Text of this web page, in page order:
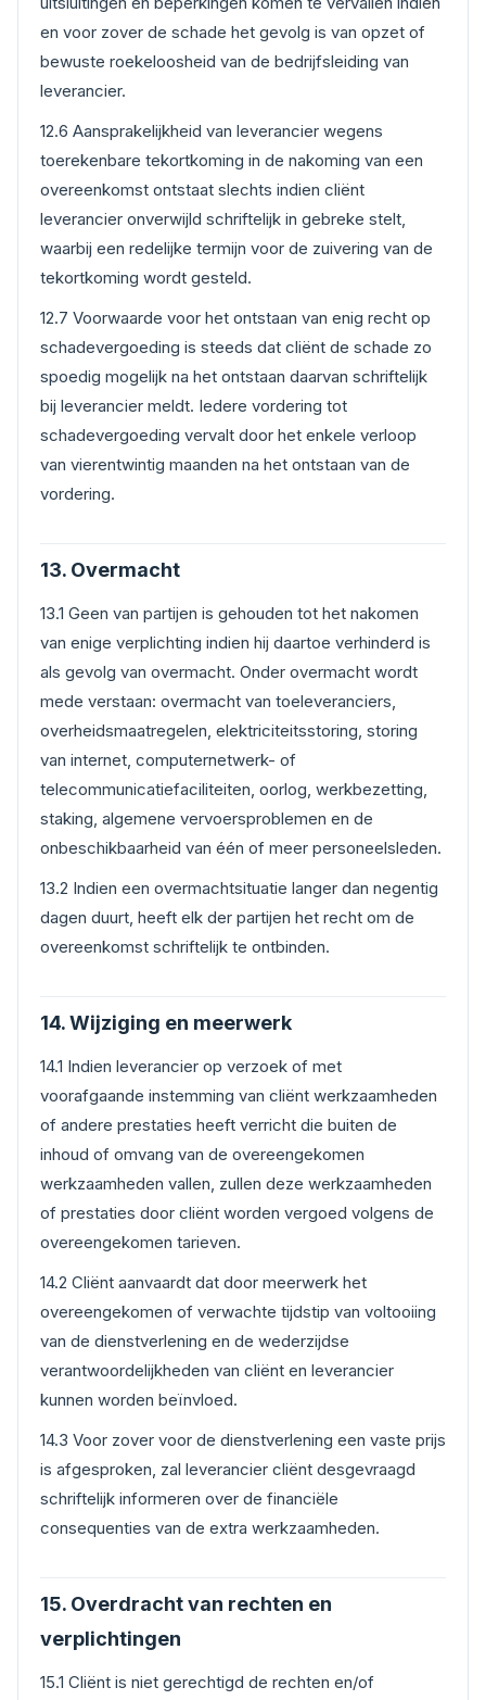
en voor zover de schade het gevolg is van opzet of
bewuste roekeloosheid van de bedrijfsleiding van
leverancier.
12.6 Aansprakelijkheid van leverancier wegens
toerekenbare tekortkoming in de nakoming van een
overeenkomst ontstaat slechts indien cliënt
leverancier onverwijld schriftelijk in gebreke stelt,
waarbij een redelijke termijn voor de zuivering van de
tekortkoming wordt gesteld.
12.7 Voorwaarde voor het ontstaan van enig recht op
schadevergoeding is steeds dat cliënt de schade zo
spoedig mogelijk na het ontstaan daarvan schriftelijk
bij leverancier meldt. Iedere vordering tot
schadevergoeding vervalt door het enkele verloop
van vierentwintig maanden na het ontstaan van de
vordering.
13. Overmacht
13.1 Geen van partijen is gehouden tot het nakomen
van enige verplichting indien hij daartoe verhinderd is
als gevolg van overmacht. Onder overmacht wordt
mede verstaan: overmacht van toeleveranciers,
overheidsmaatregelen, elektriciteitsstoring, storing
van internet, computernetwerk- of
telecommunicatiefaciliteiten, oorlog, werkbezetting,
staking, algemene vervoersproblemen en de
onbeschikbaarheid van één of meer personeelsleden.
13.2 Indien een overmachtsituatie langer dan negentig
dagen duurt, heeft elk der partijen het recht om de
overeenkomst schriftelijk te ontbinden.
14. Wijziging en meerwerk
14.1 Indien leverancier op verzoek of met
voorafgaande instemming van cliënt werkzaamheden
of andere prestaties heeft verricht die buiten de
inhoud of omvang van de overeengekomen
werkzaamheden vallen, zullen deze werkzaamheden
of prestaties door cliënt worden vergoed volgens de
overeengekomen tarieven.
14.2 Cliënt aanvaardt dat door meerwerk het
overeengekomen of verwachte tijdstip van voltooiing
van de dienstverlening en de wederzijdse
verantwoordelijkheden van cliënt en leverancier
kunnen worden beïnvloed.
14.3 Voor zover voor de dienstverlening een vaste prijs
is afgesproken, zal leverancier cliënt desgevraagd
schriftelijk informeren over de financiële
consequenties van de extra werkzaamheden.
15. Overdracht van rechten en
verplichtingen
15.1 Cliënt is niet gerechtigd de rechten en/of